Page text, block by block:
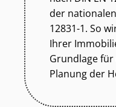
der
12831-1. So
Ihrer
Grundlage
Planung der